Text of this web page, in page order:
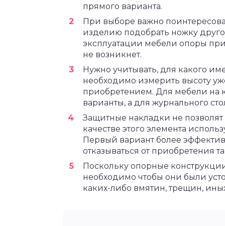
прямого варианта.
При выборе важно
изделию подобрать ножку
эксплуатации мебели опоры
не возникнет.
Нужно учитывать, для какого
необходимо измерить высоту
приобретением. Для мебели на
варианты, а для журнального
Защитные накладки не
качестве этого элемента
Первый вариант более
отказываться от приобретения
Поскольку опорные
необходимо чтобы они были
каких-либо вмятин, трещин,